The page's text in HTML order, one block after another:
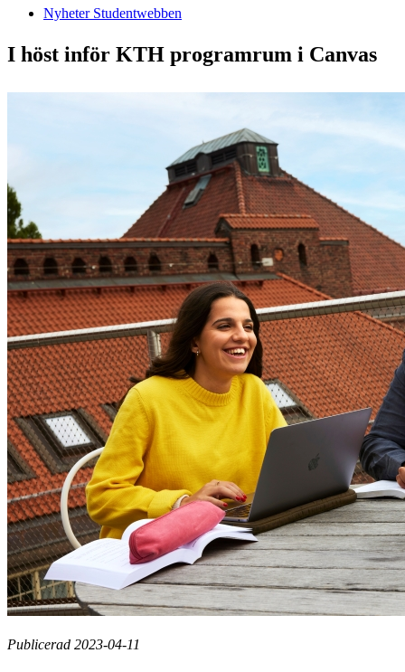
Nyheter Studentwebben
I höst inför KTH programrum i Canvas
Publicerad 2023-04-11